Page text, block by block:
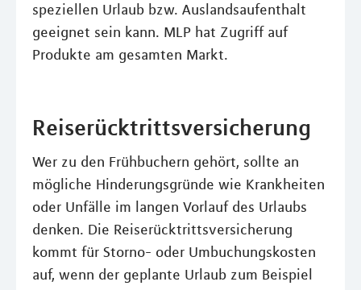
speziellen Urlaub bzw. Auslandsaufenthalt
geeignet sein kann. MLP hat Zugriff auf
Produkte am gesamten Markt.
Reiserücktrittsversicherung
Wer zu den Frühbuchern gehört, sollte an
mögliche Hinderungsgründe wie Krankheiten
oder Unfälle im langen Vorlauf des Urlaubs
denken. Die Reiserücktrittsversicherung
kommt für Storno- oder Umbuchungskosten
auf, wenn der geplante Urlaub zum Beispiel